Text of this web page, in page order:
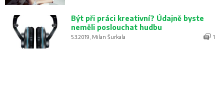
Být při práci kreativní? Údajně byste
neměli poslouchat hudbu
5.3.2019, Milan Šurkala 1